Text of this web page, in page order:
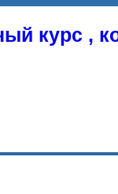
курс ,